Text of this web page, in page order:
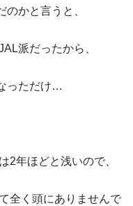
かと言うと、
派だったから、
っただけ…
2年ほどと浅いので、
全く頭にありませんで